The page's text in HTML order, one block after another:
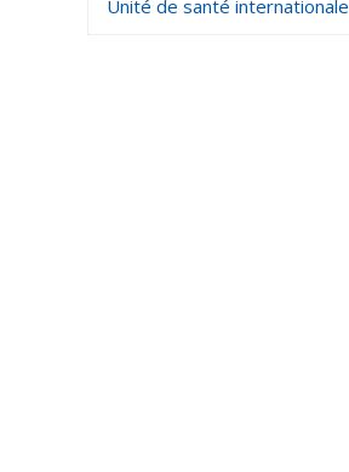
Unité de santé internationale